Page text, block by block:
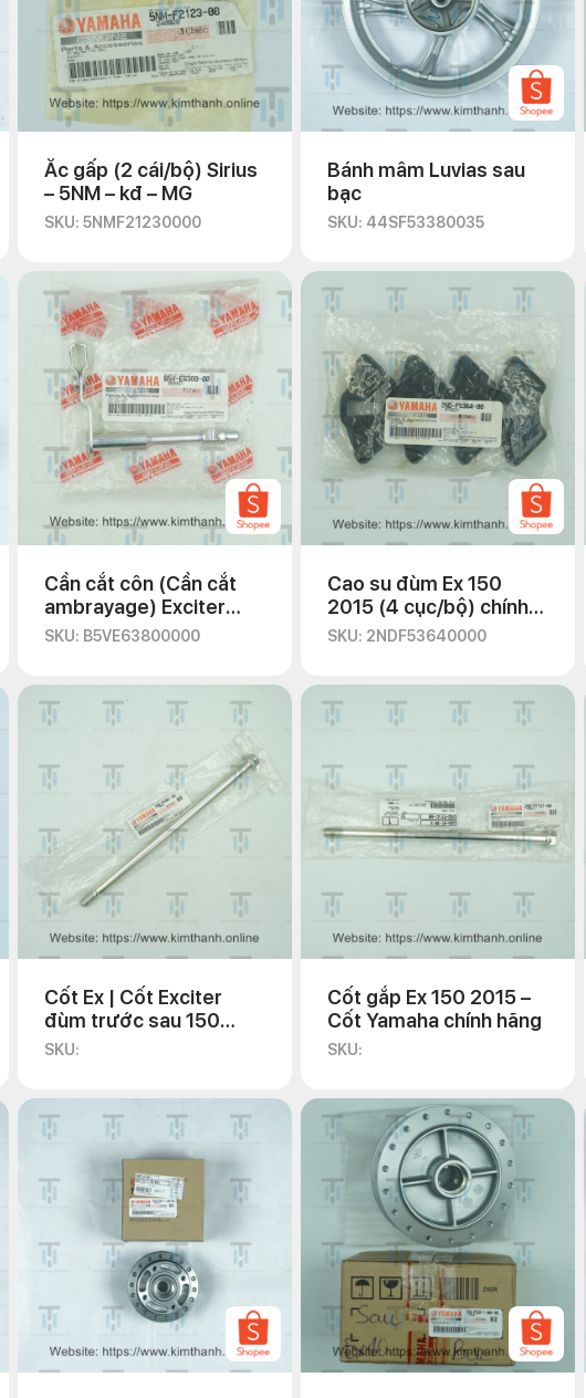
Ắc gấp (2 cái/bộ) Sirius
– 5NM – kđ – MG
SKU: 5NMF21230000
Bánh mâm Luvias sau
bạc
SKU: 44SF53380035
Cần cắt côn (Cần cắt
ambrayage) Exciter
2021
SKU: B5VE63800000
Cao su đùm Ex 150
2015 (4 cục/bộ) chính
hãng Yamaha
SKU: 2NDF53640000
Cốt Ex | Cốt Exciter
đùm trước sau 150
2015
SKU:
Cốt gắp Ex 150 2015 –
Cốt Yamaha chính hãng
SKU: